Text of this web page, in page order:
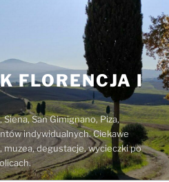
FLORENCJA I
San Gimignano, Piza,
indywidualnych. Ciekawe
degustacje, wycieczki po